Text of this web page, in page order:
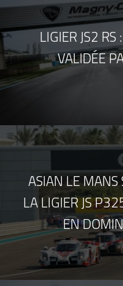
LIGIER JS2
VALIDÉE
ASIAN LE MANS
LA LIGIER JS
EN